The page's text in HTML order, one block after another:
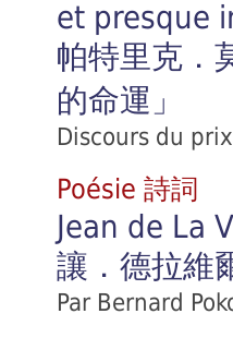
et presque
帕特里克．
的命運」
Discours du
Poésie 詩詞
Jean de La
讓．德拉維
Par Bernard